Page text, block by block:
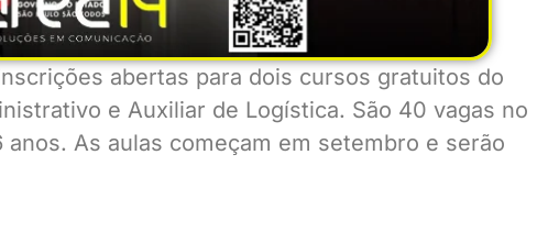
abertas para dois cursos gratuitos do
e Auxiliar de Logística. São 40 vagas no
As aulas começam em setembro e serão